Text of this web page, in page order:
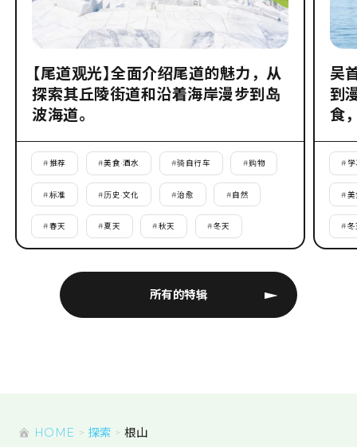
所有的特辑
【尾道观光】全面介绍尾道的魅力，从
探索其丘陵街道和沿着海岸漫步到岛
波海道。
#推荐 #美食·酒水 #骑自行车 #购物
#标准 #历史·文化 #治愈 #自然
#春天 #夏天 #秋天 #冬天
吴
到
食
# 学
#美
#冬
HOME 探索 根山